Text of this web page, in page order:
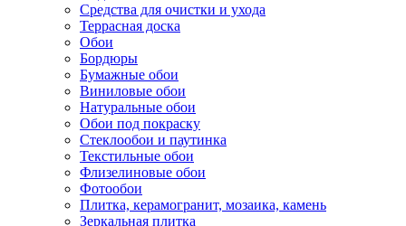
Средства для очистки и ухода
Террасная доска
Обои
Бордюры
Бумажные обои
Виниловые обои
Натуральные обои
Обои под покраску
Стеклообои и паутинка
Текстильные обои
Флизелиновые обои
Фотообои
Плитка, керамогранит, мозаика, камень
Зеркальная плитка